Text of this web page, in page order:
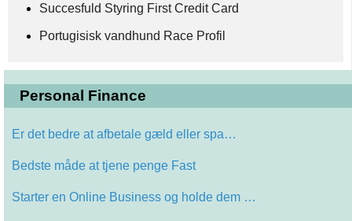
Succesfuld Styring First Credit Card
Portugisisk vandhund Race Profil
Personal Finance
Er det bedre at afbetale gæld eller spa…
Bedste måde at tjene penge Fast
Starter en Online Business og holde dem …